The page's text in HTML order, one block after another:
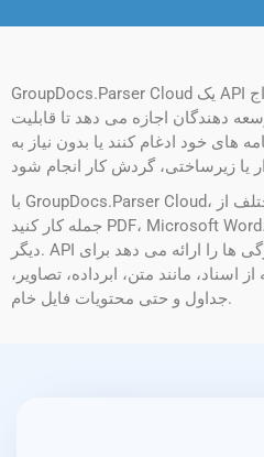
GroupDocs.Parser Cloud یک API تجزیه و تحلیل اسناد و استخراج
دهندگان اجازه می دهد تا قابلیت
های خود ادغام کنند یا بدون نیاز به
با GroupDocs.Parser Cloud، می‌توانید با فرمت‌های اسناد مختلف از
جمله کار کنید PDF، Microsoft Word، Excel، PowerPoint و موارد
دیگر. API طیف گسترده ای از ویژگی ها را ارائه می دهد برای
اسناد، مانند متن، ابرداده، تصاویر،
جداول و حتی محتویات فایل خام.